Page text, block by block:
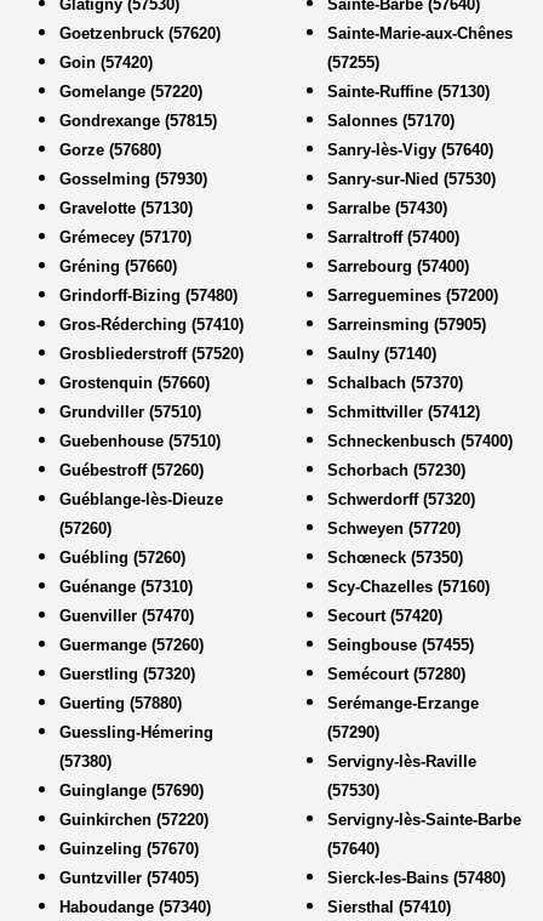
Glatigny (57530)
Goetzenbruck (57620)
Goin (57420)
Gomelange (57220)
Gondrexange (57815)
Gorze (57680)
Gosselming (57930)
Gravelotte (57130)
Grémecey (57170)
Gréning (57660)
Grindorff-Bizing (57480)
Gros-Réderching (57410)
Grosbliederstroff (57520)
Grostenquin (57660)
Grundviller (57510)
Guebenhouse (57510)
Guébestroff (57260)
Guéblange-lès-Dieuze
(57260)
Guébling (57260)
Guénange (57310)
Guenviller (57470)
Guermange (57260)
Guerstling (57320)
Guerting (57880)
Guessling-Hémering
(57380)
Guinglange (57690)
Guinkirchen (57220)
Guinzeling (57670)
Guntzviller (57405)
Haboudange (57340)
Sainte-Barbe (57640)
Sainte-Marie-aux-Chênes
(57255)
Sainte-Ruffine (57130)
Salonnes (57170)
Sanry-lès-Vigy (57640)
Sanry-sur-Nied (57530)
Sarralbe (57430)
Sarraltroff (57400)
Sarrebourg (57400)
Sarreguemines (57200)
Sarreinsming (57905)
Saulny (57140)
Schalbach (57370)
Schmittviller (57412)
Schneckenbusch (57400)
Schorbach (57230)
Schwerdorff (57320)
Schweyen (57720)
Schœneck (57350)
Scy-Chazelles (57160)
Secourt (57420)
Seingbouse (57455)
Semécourt (57280)
Serémange-Erzange
(57290)
Servigny-lès-Raville
(57530)
Servigny-lès-Sainte-Barbe
(57640)
Sierck-les-Bains (57480)
Siersthal (57410)